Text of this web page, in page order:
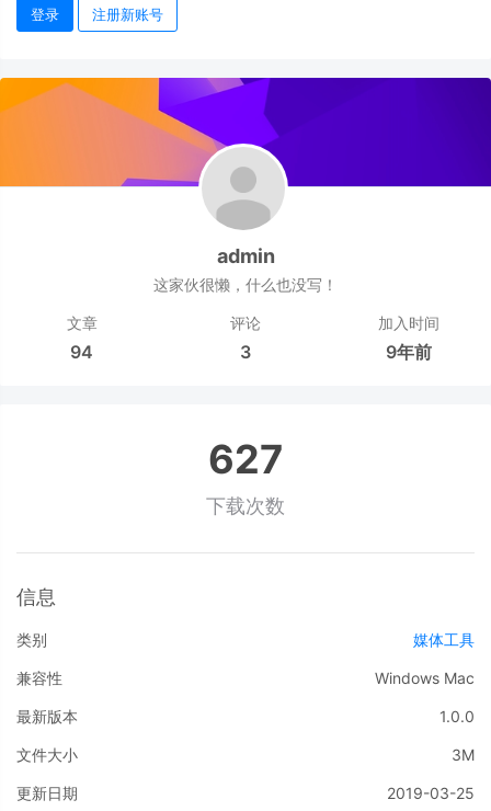
登录 注册新账号
admin
这家伙很懒，什么也没写！
文章
94
评论
3
加入时间
9年前
627
下载次数
信息
类别 媒体工具
兼容性 Windows Mac
最新版本 1.0.0
文件大小 3M
更新日期 2019-03-25